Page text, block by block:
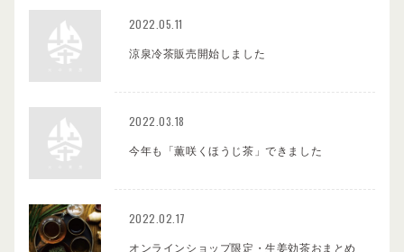
2022.05.11
涼泉冷茶販売開始しました
2022.03.18
今年も「薫咲くほうじ茶」できました
2022.02.17
オンラインショップ限定・生姜効茶おまとめ